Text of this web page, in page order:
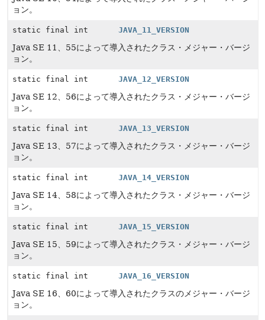
ョン。
static final int JAVA_11_VERSION
Java SE 11、55によって導入されたクラス・メジャー・バージ
ョン。
static final int JAVA_12_VERSION
Java SE 12、56によって導入されたクラス・メジャー・バージ
ョン。
static final int JAVA_13_VERSION
Java SE 13、57によって導入されたクラス・メジャー・バージ
ョン。
static final int JAVA_14_VERSION
Java SE 14、58によって導入されたクラス・メジャー・バージ
ョン。
static final int JAVA_15_VERSION
Java SE 15、59によって導入されたクラス・メジャー・バージ
ョン。
static final int JAVA_16_VERSION
Java SE 16、60によって導入されたクラスのメジャー・バージ
ョン。